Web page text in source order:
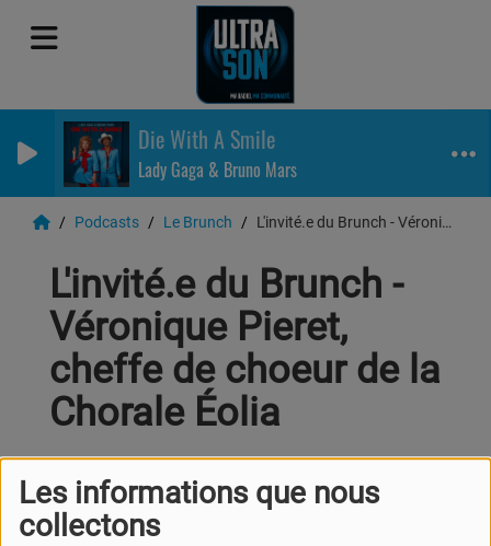
Les informations que nous
collectons
Die With A Smile
Lady Gaga & Bruno Mars
Podcasts Le Brunch L'invité.e du Brunch - Véronique Pieret, cheffe de choeur de la Chorale Éolia
L'invité.e du Brunch -
Véronique Pieret,
cheffe de choeur de la
Chorale Éolia